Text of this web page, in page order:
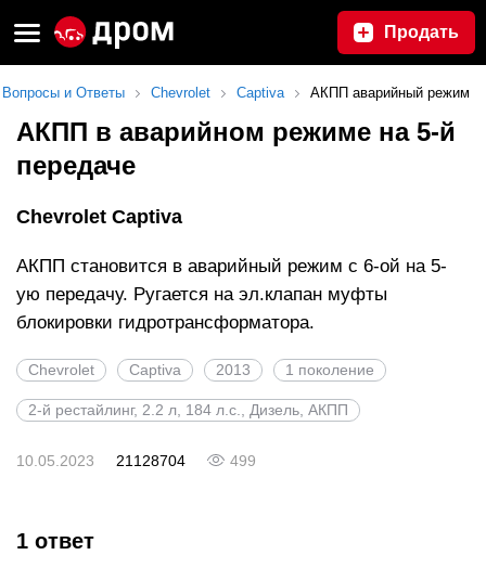
Продать
Вопросы и Ответы Chevrolet Captiva АКПП аварийный режим
АКПП в аварийном режиме на 5-й
передаче
Chevrolet Captiva
АКПП становится в аварийный режим с 6-ой на 5-
ую передачу. Ругается на эл.клапан муфты
блокировки гидротрансформатора.
Chevrolet Captiva 2013 1 поколение
2-й рестайлинг, 2.2 л, 184 л.с., Дизель, АКПП
10.05.2023 21128704 499
1 ответ